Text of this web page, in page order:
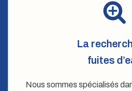
La
fuites
Nous sommes spécialisés